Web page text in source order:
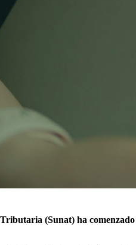
(Sunat) ha